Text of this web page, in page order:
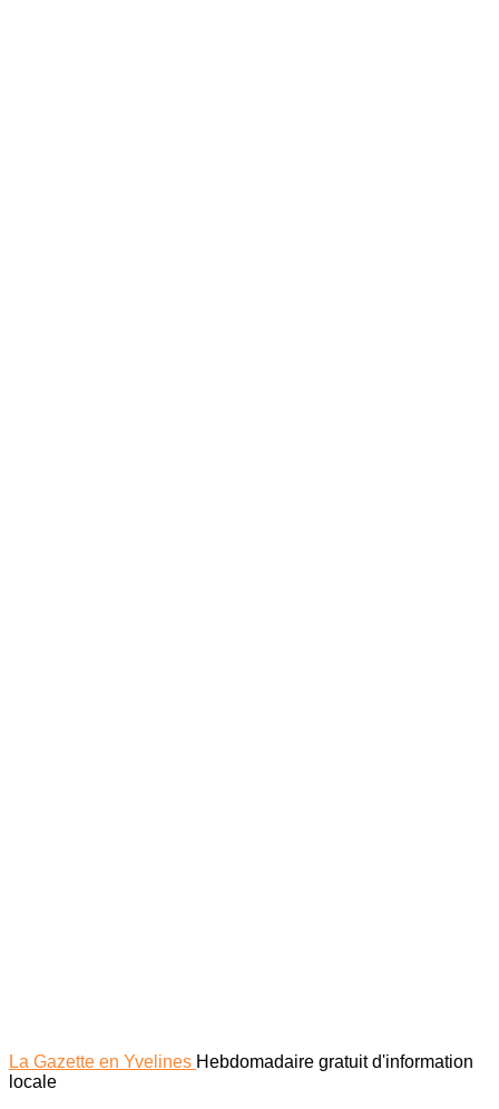
La Gazette en Yvelines Hebdomadaire gratuit d'information
locale